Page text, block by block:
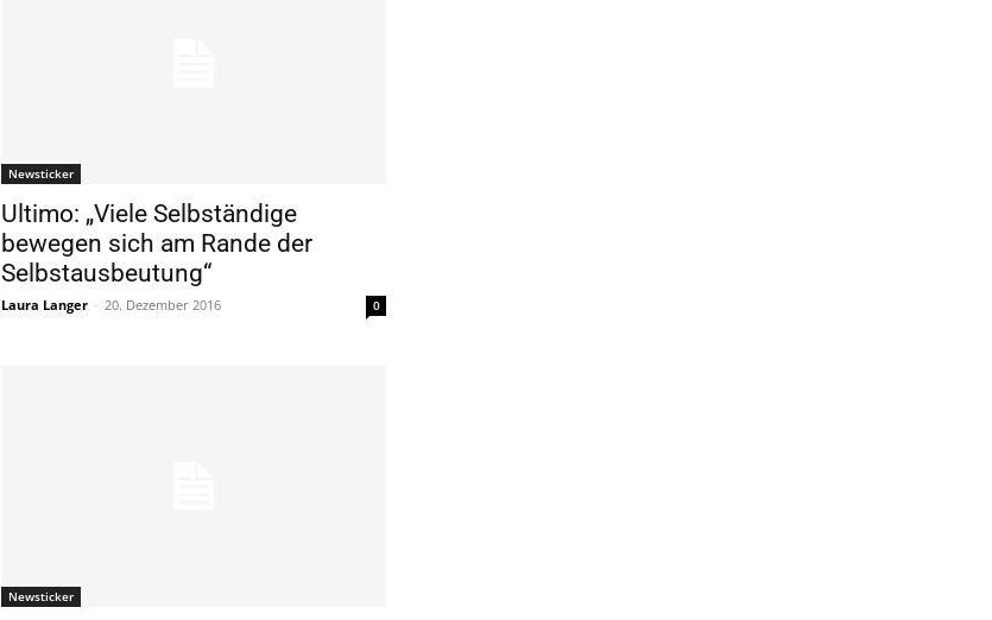
Newsticker
Ultimo: „Viele Selbständige
bewegen sich am Rande der
Selbstausbeutung“
Laura Langer - 20. Dezember 2016 0
Newsticker